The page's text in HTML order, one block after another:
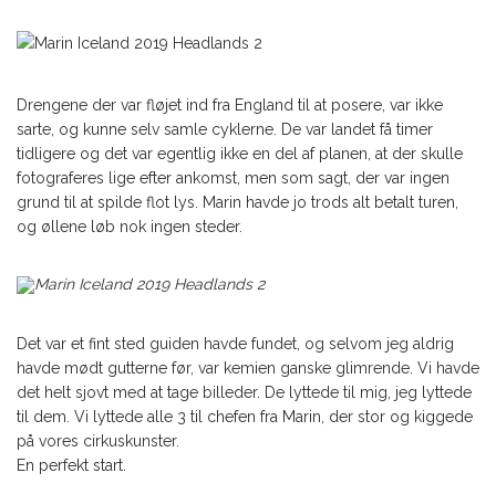
Drengene der var fløjet ind fra England til at posere, var ikke
sarte, og kunne selv samle cyklerne. De var landet få timer
tidligere og det var egentlig ikke en del af planen, at der skulle
fotograferes lige efter ankomst, men som sagt, der var ingen
grund til at spilde flot lys. Marin havde jo trods alt betalt turen,
og øllene løb nok ingen steder.
Det var et fint sted guiden havde fundet, og selvom jeg aldrig
havde mødt gutterne før, var kemien ganske glimrende. Vi havde
det helt sjovt med at tage billeder. De lyttede til mig, jeg lyttede
til dem. Vi lyttede alle 3 til chefen fra Marin, der stor og kiggede
på vores cirkuskunster.
En perfekt start.